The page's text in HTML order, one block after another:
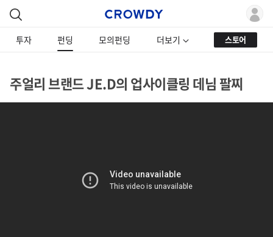
투자 펀딩 모의펀딩 더보기 스토어
주얼리 브랜드 JE.D의 업사이클링 데님 팔찌